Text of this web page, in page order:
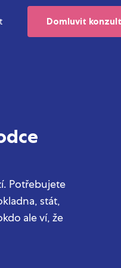
Domluvit
Potřebujete
stát,
ale ví, že